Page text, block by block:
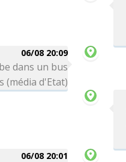
06/08 20:09
dans un bus
(média d'Etat)
06/08 20:01